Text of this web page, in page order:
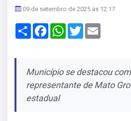
09 de setembro de 2025 às 12:17
Share FacebookWhatsApp
Twitter
Município se destacou
representante de Mato
estadual